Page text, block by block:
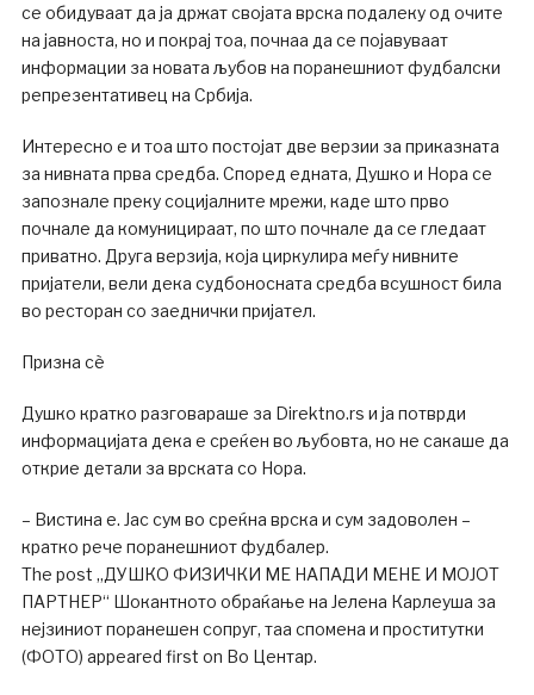
се обидуваат да ја држат својата врска подалеку од очите
на јавноста, но и покрај тоа, почнаа да се појавуваат
информации за новата љубов на поранешниот фудбалски
репрезентативец на Србија.
Интересно е и тоа што постојат две верзии за приказната
за нивната прва средба. Според едната, Душко и Нора се
запознале преку социјалните мрежи, каде што прво
почнале да комуницираат, по што почнале да се гледаат
приватно. Друга верзија, која циркулира меѓу нивните
пријатели, вели дека судбоносната средба всушност била
во ресторан со заеднички пријател.
Призна сè
Душко кратко разговараше за Direktno.rs и ја потврди
информацијата дека е среќен во љубовта, но не сакаше да
открие детали за врската со Нора.
– Вистина е. Јас сум во среќна врска и сум задоволен –
кратко рече поранешниот фудбалер.
The post „ДУШКО ФИЗИЧКИ МЕ НАПАДИ МЕНЕ И МОЈОТ
ПАРТНЕР“ Шокантното обраќање на Јелена Карлеуша за
нејзиниот поранешен сопруг, таа спомена и проститутки
(ФОТО) appeared first on Во Центар.